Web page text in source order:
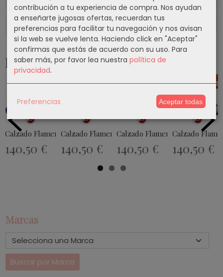
Marcas
Comentarios
Productos Relacionados
Calzado Flamenco Modelo EX009
140,50 €
Calzado Flamenco Modelo EX017
140,50 €
Calzado Flamenco Modelo
140,50 €
Calzado
140,50 €
contribución a tu experiencia de compra. Nos ayudan
a enseñarte jugosas ofertas, recuerdan tus
preferencias para facilitar tu navegación y nos avisan
si la web se vuelve lenta. Haciendo click en "Aceptar"
confirmas que estás de acuerdo con su uso. Para
saber más, por favor lea nuestra política de
privacidad.
Preferencias Aceptar todas